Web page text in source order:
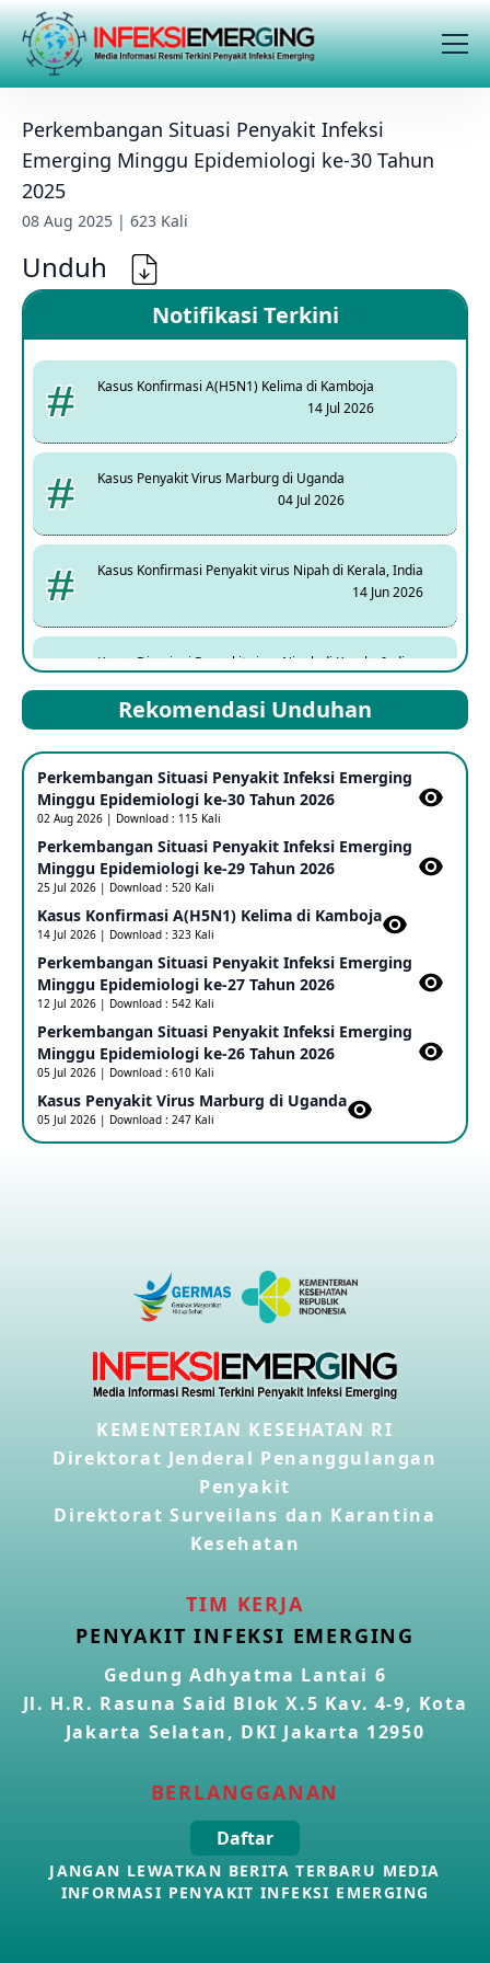
Perkembangan Situasi Penyakit Infeksi
Emerging Minggu Epidemiologi ke-30 Tahun
2025
08 Aug 2025 | 623 Kali
Unduh
Notifikasi Terkini
Kasus Konfirmasi A(H5N1) Kelima di Kamboja
14 Jul 2026
Kasus Penyakit Virus Marburg di Uganda
04 Jul 2026
Kasus Konfirmasi Penyakit virus Nipah di Kerala, India
14 Jun 2026
Kasus Dicurigai Penyakit virus Nipah di Kerala, India
Mpox Clade 1b di Taiwan
25 May 2026
Update Informasi PHEIC Penyakit Ebola
23 May 2026
Penetapan Outbreak Penyakit Ebola di RD Kongo dan
Uganda Sebagai PHEIC
17 May 2026
Outbreak Penyakti Ebola di RD Kongo
16 May 2026
Kasus Konfirmasi A(H5NN6) di Cina
Penyakit virus Hanta di Kapal Pesiar Keberangkatan
04 May 2026
Penyakit Meningokokus di Vietnam
28 Apr 2026
Kasus Konfirmasi Avian Influenza A(H5N1) Keempat di
CMNV
Kasus Konfirmasi Avian Influenza A(H9N2) di Italia
19 Mar 2026
Rekomendasi Unduhan
Perkembangan Situasi Penyakit Infeksi Emerging
Minggu Epidemiologi ke-30 Tahun 2026
02 Aug 2026 | Download : 115 Kali
Perkembangan Situasi Penyakit Infeksi Emerging
Minggu Epidemiologi ke-29 Tahun 2026
25 Jul 2026 | Download : 520 Kali
Kasus Konfirmasi A(H5N1) Kelima di Kamboja​
14 Jul 2026 | Download : 323 Kali
Perkembangan Situasi Penyakit Infeksi Emerging
Minggu Epidemiologi ke-27 Tahun 2026
12 Jul 2026 | Download : 542 Kali
Perkembangan Situasi Penyakit Infeksi Emerging
Minggu Epidemiologi ke-26 Tahun 2026
05 Jul 2026 | Download : 610 Kali
Kasus Penyakit Virus Marburg di Uganda
05 Jul 2026 | Download : 247 Kali
KEMENTERIAN KESEHATAN RI
Direktorat Jenderal Penanggulangan
Penyakit
Direktorat Surveilans dan Karantina
Kesehatan
TIM KERJA
PENYAKIT INFEKSI EMERGING
Gedung Adhyatma Lantai 6
Jl. H.R. Rasuna Said Blok X.5 Kav. 4-9, Kota
Jakarta Selatan, DKI Jakarta 12950
BERLANGGANAN
Daftar
JANGAN LEWATKAN BERITA TERBARU MEDIA
INFORMASI PENYAKIT INFEKSI EMERGING